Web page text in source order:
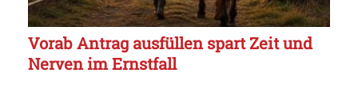
Vorab Antrag ausfüllen spart Zeit und
Nerven im Ernstfall